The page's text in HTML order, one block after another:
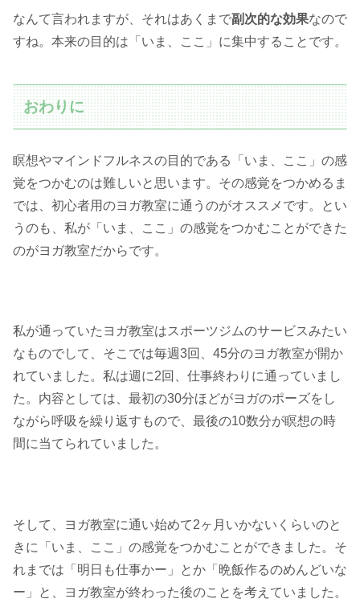
なんて言われますが、それはあくまで副次的な効果なので
すね。本来の目的は「いま、ここ」に集中することです。
おわりに
瞑想やマインドフルネスの目的である「いま、ここ」の感
覚をつかむのは難しいと思います。その感覚をつかめるま
では、初心者用のヨガ教室に通うのがオススメです。とい
うのも、私が「いま、ここ」の感覚をつかむことができた
のがヨガ教室だからです。
私が通っていたヨガ教室はスポーツジムのサービスみたい
なものでして、そこでは毎週3回、45分のヨガ教室が開か
れていました。私は週に2回、仕事終わりに通っていまし
た。内容としては、最初の30分ほどがヨガのポーズをし
ながら呼吸を繰り返すもので、最後の10数分が瞑想の時
間に当てられていました。
そして、ヨガ教室に通い始めて2ヶ月いかないくらいのと
きに「いま、ここ」の感覚をつかむことができました。そ
れまでは「明日も仕事かー」とか「晩飯作るのめんどいな
ー」と、ヨガ教室が終わった後のことを考えていました。